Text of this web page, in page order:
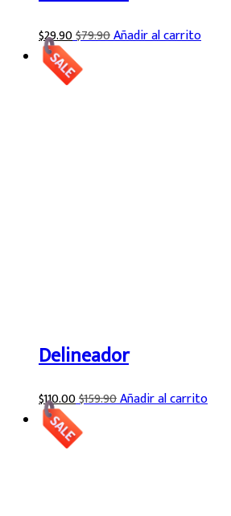
$29.90$79.90Añadir al carrito
Delineador
$110.00$159.90Añadir al carrito